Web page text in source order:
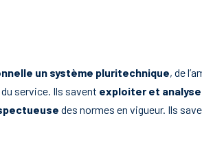
un système pluritechnique, de
service. Ils savent exploiter et
des normes en vigueur. Ils